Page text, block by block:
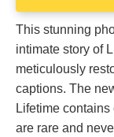
This stunning
intimate story of
meticulously
captions. The
Lifetime
are rare and